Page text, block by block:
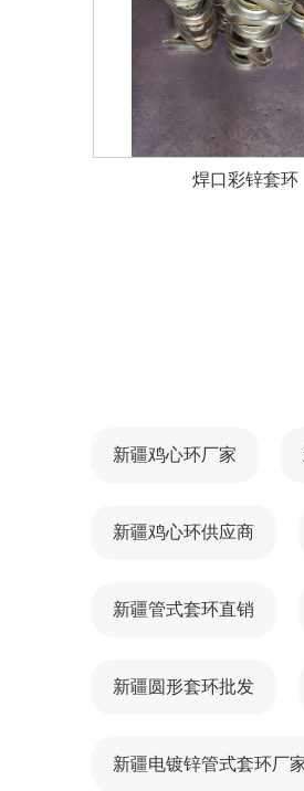
焊口彩锌套环
新疆鸡心环厂家
新疆鸡心环供应商
新疆管式套环直销
新疆圆形套环批发
新疆电镀锌管式套环厂